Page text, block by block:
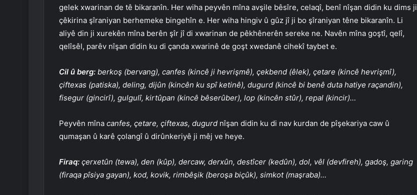
gelek xwarinan de tê bikaranîn. Her wiha peyvên mîna avşile bêsîre, celaqî, benî nîşan didin ku dims ji
çêkirina şîraniyan berhemeke bingehîn e. Her wiha hingiv û gûz jî ji bo şîraniyan têne bikaranîn. Li
aliyê din ji xurekên mîna berên şîr jî di xwarinan de pêkhênerên sereke ne. Navên mîna goştî, qelî,
qelîsêl, parêv nîşan didin ku di çanda xwarinê de goşt xwedanê cihekî taybet e.
Cil û berg: berkoş (bervang), canfes (kincê ji hevrişmê), çekbend (êlek), çetare (kincê hevrişmî),
çiftexas (patiska), deling, dijûn (kincên ku spî ketinê), dugurd (kincê bi benê duta hatiye raçandin),
fisegur (gincirî), gulgulî, kirtûpan (kincê bêserûber), lop (kincên stûr), repal (kincir)…
Peyvên mîna canfes, çetare, çiftexas, dugurd nîşan didin ku di nav kurdan de pîşekariya caw û
qumaşan û karê çolangî û dirûnkeriyê ji mêj ve heye.
Firaq: çerxetûn (tewa), den (kûp), dercaw, derxûn, destîcer (kedûn), dol, vêl (devfireh), gadoş, garing
(firaqa pîsiya gayan), kod, kovik, rimbêşik (beroşa biçûk), simkot (maşraba)…